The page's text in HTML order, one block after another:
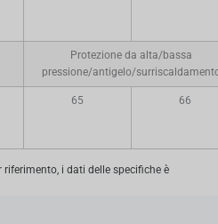
Protezione da alta/bassa
pressione/antigelo/
65 66
i dati delle specifiche è